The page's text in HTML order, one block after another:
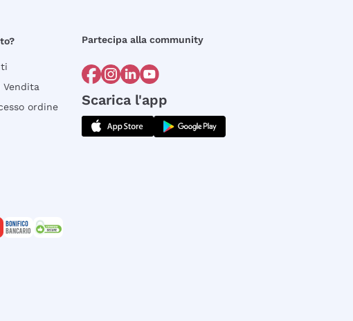
Vendita
ordine
Partecipa alla community
Scarica l'app